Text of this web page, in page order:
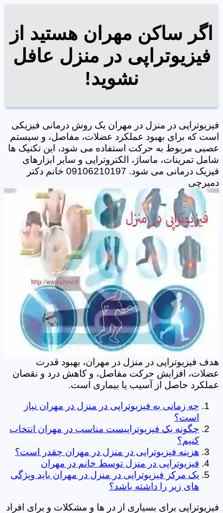
اگر ساکن مهران هستید از
فیزیوتراپی در منزل عافل
نشوید!
فیزیوتراپی در منزل در مهران یک روش درمانی فیزیکی
است که برای بهبود عملکرد عضلات، مفاصل، و سیستم
عصبی مربوط به حرکت استفاده می شود، این تکنیک ها
شامل تمرینات، ماساژ، الکتروتراپی و سایر ابزارهای
فیزیک درمانی می شود. 09106210197 خانم دکتر
دمیرچی
هدف فیزیوتراپی در منزل در مهران، بهبود قدرت
عضلات، افزایش حرکت مفاصل، و کاهش درد و نقصان
عملکرد حاصل از آسیب یا بیماری است.
چه زمانی به فیزیوتراپی در منزل در مهران نیاز
است؟
چگونه یک فیزیوتراپیست مناسب در مهران انتخاب
کنیم؟
هزینه فیزیوتراپی در منزل در مهران چقدر است؟
فیزیوتراپی در منزل توسط خانم در مهران
یک مرکز فیزیوتراپی در منزل در مهران باید ویژگی
های زیر را داشته باشد؟
فیزیوتراپی برای بسیاری از در ها و مشکلات و برای افراد